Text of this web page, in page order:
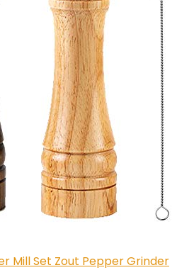
Mill Set Zout Pepper Grinder